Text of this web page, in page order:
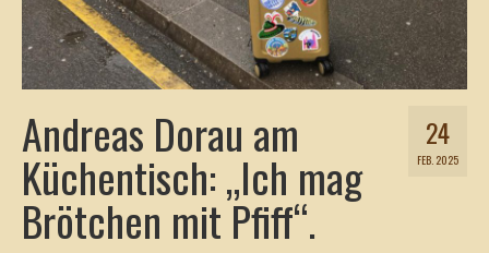
Motz-Ecke
Hits mit Biss
24
FEB. 2025
Andreas Dorau am
Küchentisch: „Ich mag
Brötchen mit Pfiff“.